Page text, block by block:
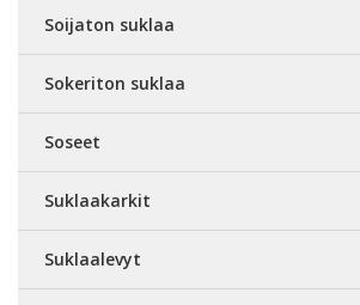
Soijaton suklaa
Sokeriton suklaa
Soseet
Suklaakarkit
Suklaalevyt